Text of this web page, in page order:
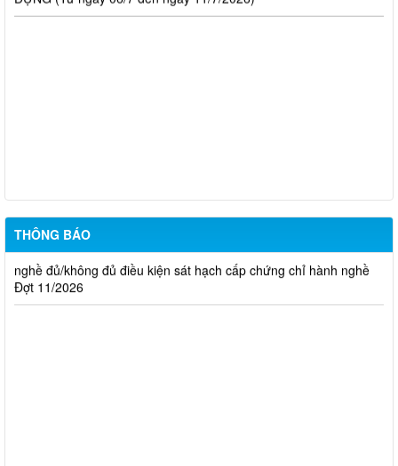
THÔNG BÁO
Thông báo kết quả đánh giá hồ sơ đề nghị cấp chứng chỉ hành
nghề đủ/không đủ điều kiện sát hạch cấp chứng chỉ hành nghề
Đợt 11/2026